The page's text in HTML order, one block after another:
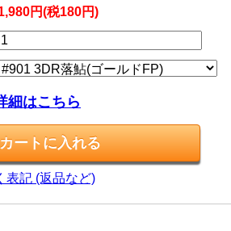
円(税180円)
細はこちら
表記 (返品など)